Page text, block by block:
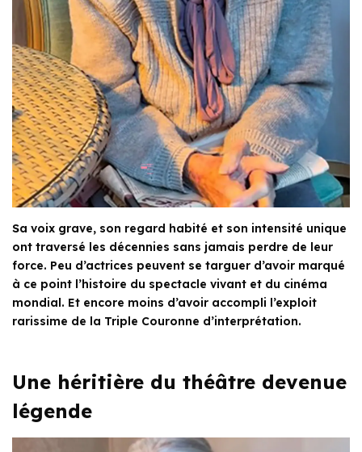
Sa voix grave, son regard habité et son intensité unique
ont traversé les décennies sans jamais perdre de leur
force. Peu d’actrices peuvent se targuer d’avoir marqué
à ce point l’histoire du spectacle vivant et du cinéma
mondial. Et encore moins d’avoir accompli l’exploit
rarissime de la Triple Couronne d’interprétation.
Une héritière du théâtre devenue
légende